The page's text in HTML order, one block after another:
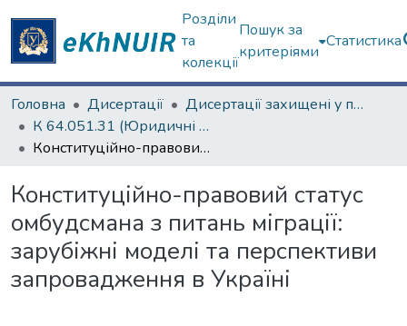
Розділи
та
колекції
Пошук за
критеріями
Статистика
Головна Дисертації
Дисертації захищені у постійних радах
К 64.051.31 (Юридичні науки)
Конституційно-правовий статус омбудсмана з питань міграції: зарубіжні моделі та перспективи запровадження в Україні
Конституційно-правовий статус
омбудсмана з питань міграції:
зарубіжні моделі та перспективи
запровадження в Україні